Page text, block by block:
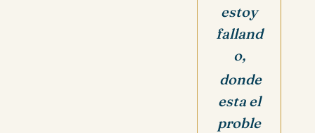
estoy
falland
o,
donde
esta el
proble